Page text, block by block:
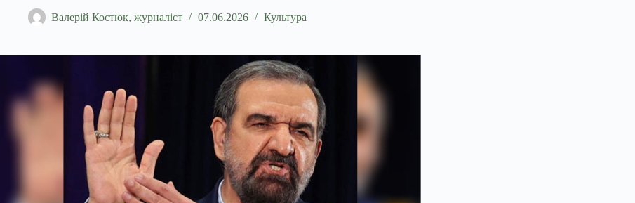
Валерій Костюк, журналіст 07.06.2026 Культура